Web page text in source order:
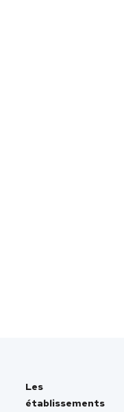
Les
établissements